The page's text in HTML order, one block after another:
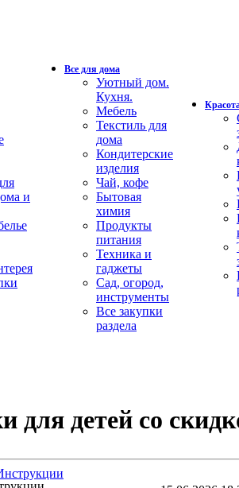
и
Все для дома
Уютный дом.
Кухня.
Мебель
Текстиль для
дома
Кондитерские
изделия
Чай, кофе
Бытовая
химия
Продукты
питания
Техника и
гаджеты
Сад, огород,
инструменты
Все закупки
раздела
детей со